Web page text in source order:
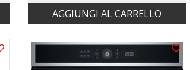
AGGIUNGI AL CARRELLO